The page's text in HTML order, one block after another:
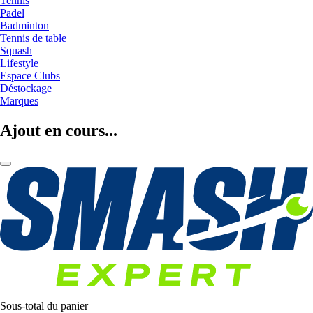
Padel
Badminton
Tennis de table
Squash
Lifestyle
Espace Clubs
Déstockage
Marques
Ajout en cours...
Sous-total du panier